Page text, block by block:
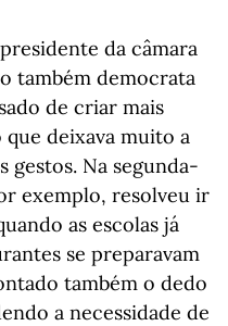
da câmara
também democrata
de criar mais
deixava muito a
gestos. Na segunda-
exemplo, resolveu ir
as escolas já
se preparavam
também o dedo
a necessidade de